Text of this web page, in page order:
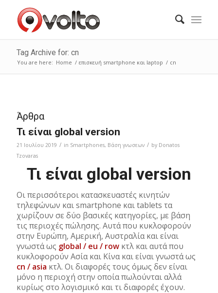
Tag Archive for: cn
You are here: Home / επισκευή smartphone και laptop / cn
Άρθρα
Τι είναι global version
21 Ιουλίου 2019 / in Smartphones, Bάση γνωσεων / by Donatos
Tzovaras
Τι είναι global version
Οι περισσότεροι κατασκευαστές κινητών
τηλεφώνων και smartphone και tablets τα
χωρίζουν σε δύο βασικές κατηγορίες, με βάση
τις περιοχές πώλησης. Αυτά που κυκλοφορούν
στην Ευρώπη, Αμερική, Αυστραλία και είναι
γνωστά ως global / eu / rowκτλ και αυτά που
κυκλοφορούν Ασία και Κίνα και είναι γνωστά ως
cn / asia κτλ. Οι διαφορές τους όμως δεν είναι
μόνο η περιοχή στην οποία πωλούνται αλλά
κυρίως στο λογισμικό και τι διαφορές έχουν.